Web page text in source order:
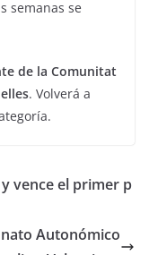
semanas se
de la Comunitat
. Volverá a
vence el primer p
Autonómico